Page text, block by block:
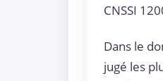
CNSSI
Dans le
jugé les